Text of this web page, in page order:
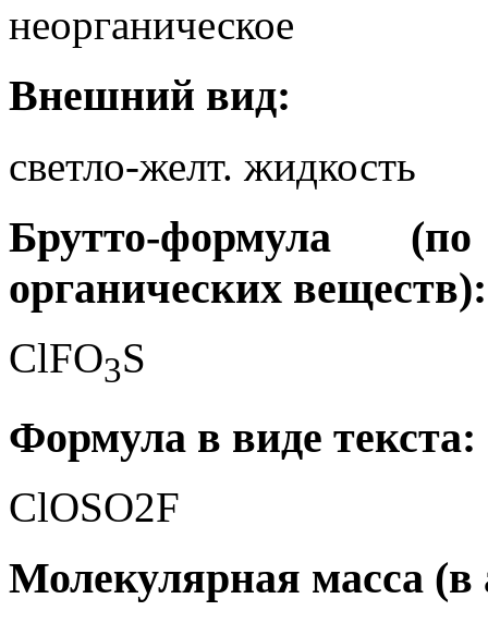
неорганическое
Внешний вид:
светло-желт. жидкость
Брутто-формула
органических веществ):
ClFO3S
Формула в виде текста:
ClOSO2F
Молекулярная масса (в